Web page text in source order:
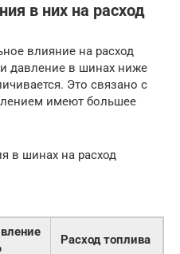
в них на расход
влияние на расход
давление в шинах ниже
Это связано с
имеют большее
в шинах на расход
Расход топлива